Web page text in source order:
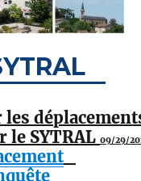
les
le SYTRAL 09/29/